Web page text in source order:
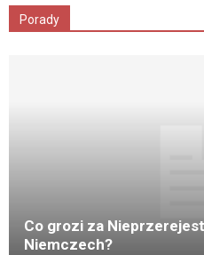
Porady
Co grozi za
Niemczech?